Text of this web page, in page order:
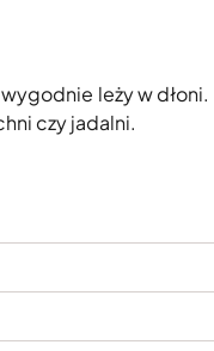
leży w
czy jadalni.